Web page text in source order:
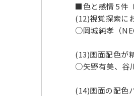
■色と感情 5件
(12)視覚探索に
○岡城純孝（
(13)画面配色が
○矢野有美、谷
(14)画面の配色